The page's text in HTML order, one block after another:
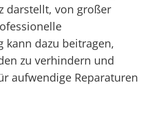
darstellt, von großer
kann dazu beitragen,
zu verhindern und
aufwendige Reparaturen